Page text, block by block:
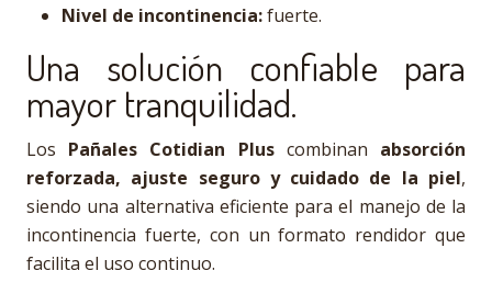
Nivel de incontinencia:fuerte.
Una solución confiable para
mayor tranquilidad.
Los Pañales Cotidian Pluscombinan absorción
reforzada, ajuste seguro y cuidado de la piel,
siendo una alternativa eficiente para el manejo de la
incontinencia fuerte, con un formato rendidor que
facilita el uso continuo.